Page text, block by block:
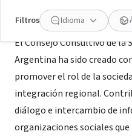
Filtros Idioma
Acerca de
El Consejo Consultivo de la
Argentina ha sido creado
promover el rol de la
integración regional.
diálogo e intercambio de
organizaciones sociales